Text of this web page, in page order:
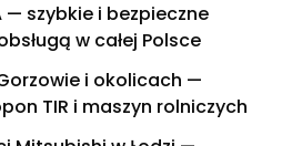
— szybkie i bezpieczne
w całej Polsce
i okolicach —
TIR i maszyn rolniczych